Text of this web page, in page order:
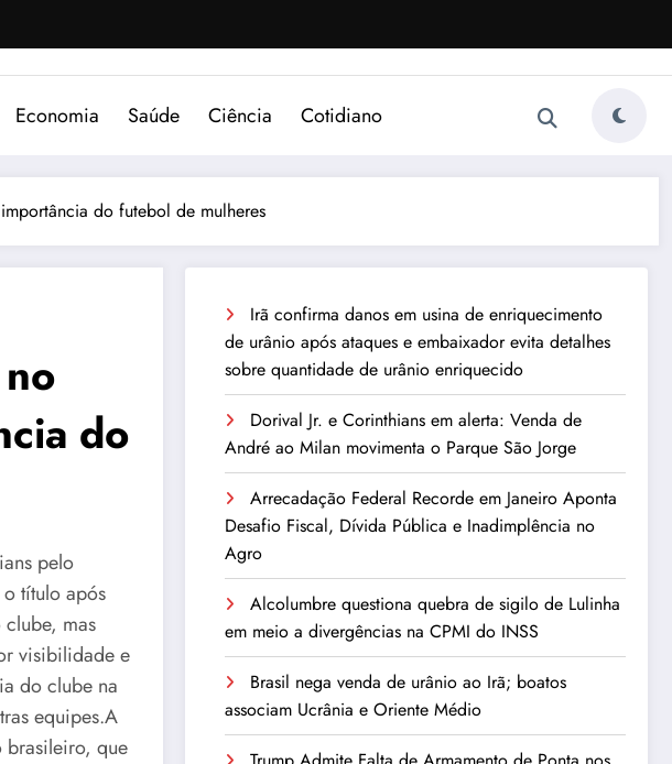
Economia Saúde Ciência Cotidiano
do futebol de mulheres
do
pelo
título após
mas
visibilidade e
do clube na
equipes.A
brasileiro, que
Irã confirma danos em usina de enriquecimento
de urânio após ataques e embaixador evita detalhes
sobre quantidade de urânio enriquecido
Dorival Jr. e Corinthians em alerta: Venda de
André ao Milan movimenta o Parque São Jorge
Arrecadação Federal Recorde em Janeiro Aponta
Desafio Fiscal, Dívida Pública e Inadimplência no
Agro
Alcolumbre questiona quebra de sigilo de Lulinha
em meio a divergências na CPMI do INSS
Brasil nega venda de urânio ao Irã; boatos
associam Ucrânia e Oriente Médio